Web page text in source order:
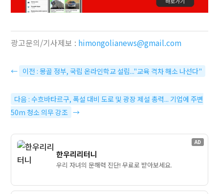
광고문의/기사제보 : himongolianews@gmail.com
← 이전 : 몽골 정부, 국립 온라인학교 설립..."교육 격차 해소 나선다"
다음 : 수흐바타르구, 폭설 대비 도로 및 광장 제설 총력... 기업에 주변
50m 청소 의무 강조 →
AD
한우리리터니
우리 자녀의 문해력 진단! 무료로 받아보세요.